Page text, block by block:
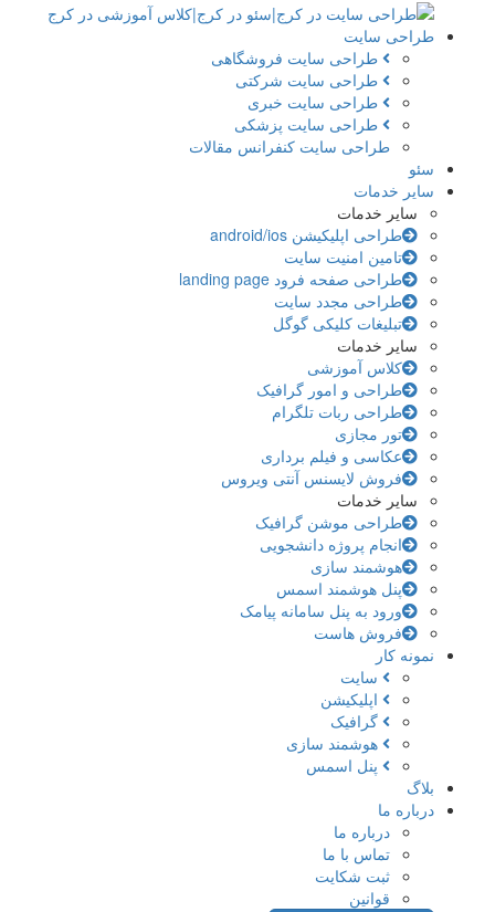
طراحی سایت
طراحی سایت فروشگاهی
طراحی سایت شرکتی
طراحی سایت خبری
طراحی سایت پزشکی
طراحی سایت کنفرانس مقالات
سئو
سایر خدمات
سایر خدمات
طراحی اپلیکیشن android/ios
تامین امنیت سایت
طراحی صفحه فرود landing page
طراحی مجدد سایت
تبلیغات کلیکی گوگل
سایر خدمات
کلاس آموزشی
طراحی و امور گرافیک
طراحی ربات تلگرام
تور مجازی
عکاسی و فیلم برداری
فروش لایسنس آنتی ویروس
سایر خدمات
طراحی موشن گرافیک
انجام پروژه دانشجویی
هوشمند سازی
پنل هوشمند اسمس
ورود به پنل سامانه پیامک
فروش هاست
نمونه کار
سایت
اپلیکیشن
گرافیک
هوشمند سازی
پنل اسمس
بلاگ
درباره ما
درباره ما
تماس با ما
ثبت شکایت
قوانین